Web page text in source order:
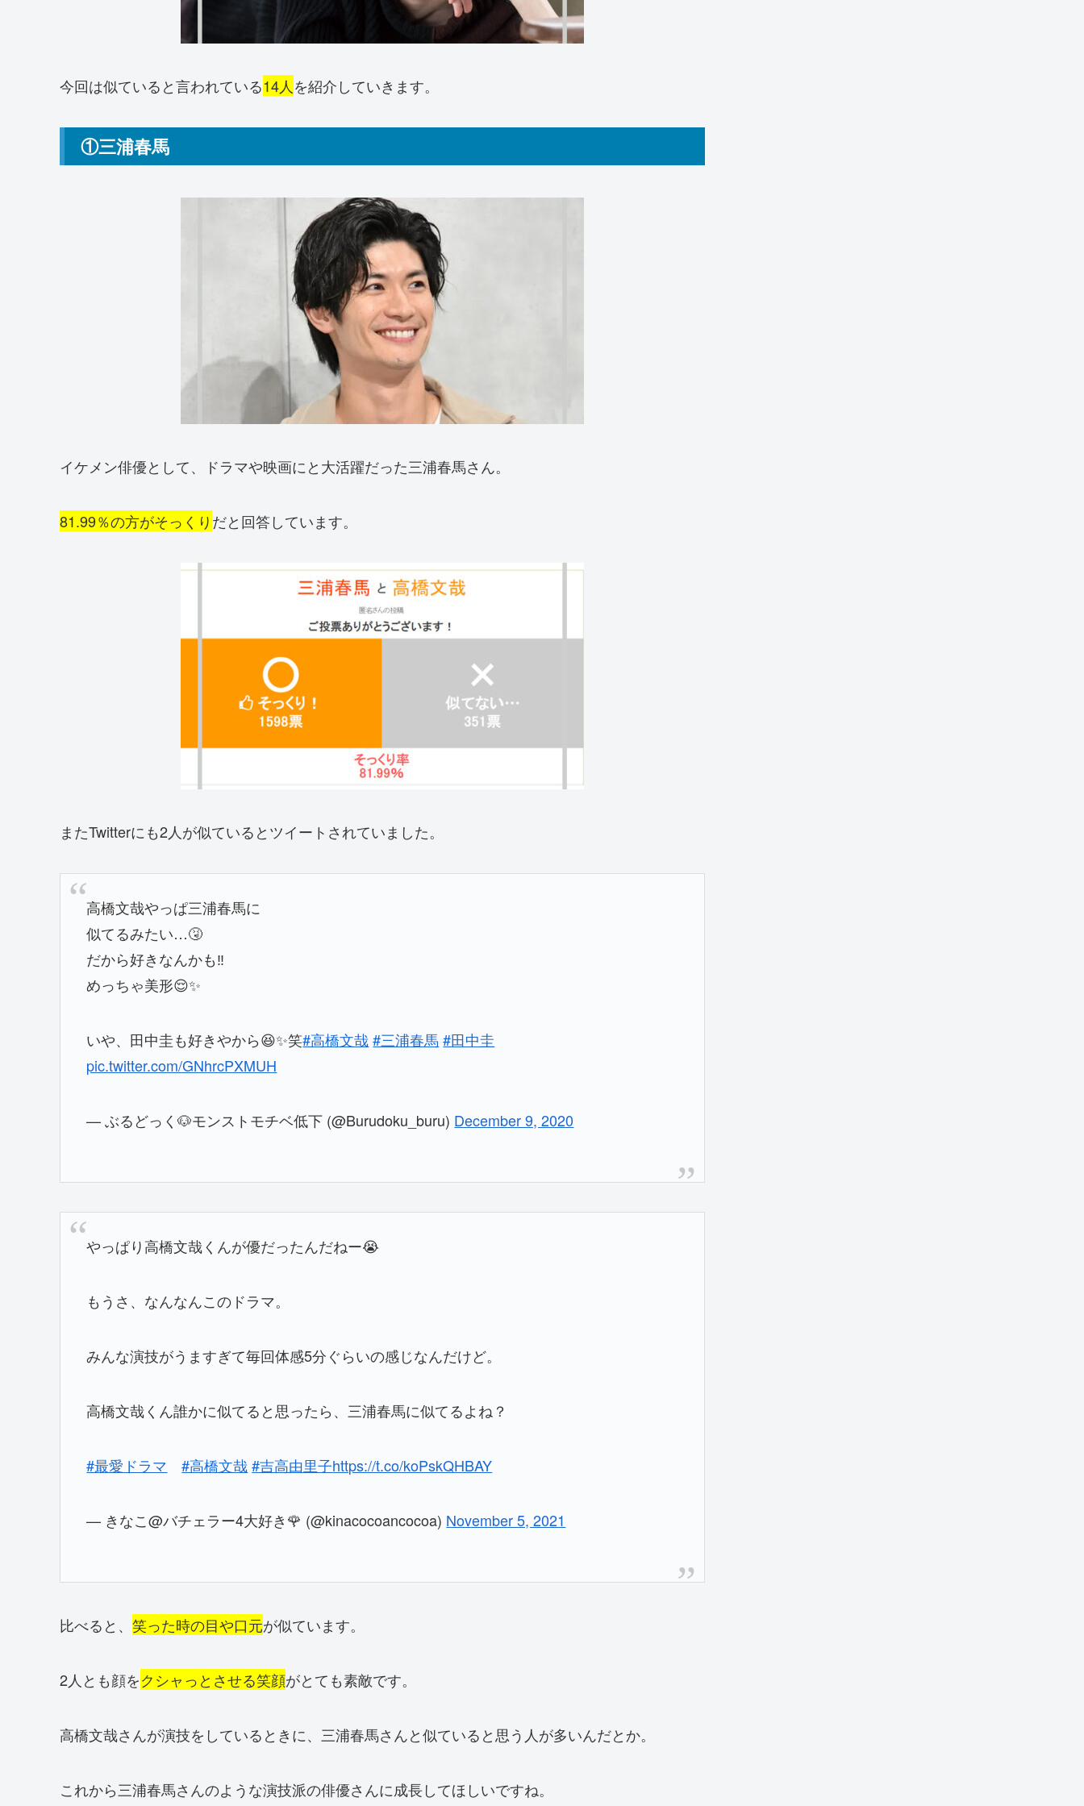
今回は似ていると言われている14人 を紹介していきます。
①三浦春馬
イケメン俳優として、ドラマや映画にと大活躍だった三浦春馬さん。
81.99％の方がそっくりだと回答しています。
またTwitterにも2人が似ているとツイートされていました。
高橋文哉やっぱ三浦春馬に
似てるみたい…🤧
だから好きなんかも‼︎
めっちゃ美形😌✨
いや、田中圭も好きやから😆✨笑#高橋文哉 #三浦春馬 #田中圭
pic.twitter.com/GNhrcPXMUH
— ぶるどっく🐶モンストモチベ低下 (@Burudoku_buru) December 9, 2020
やっぱり高橋文哉くんが優だったんだねー😭
もうさ、なんなんこのドラマ。
みんな演技がうますぎて毎回体感5分ぐらいの感じなんだけど。
高橋文哉くん誰かに似てると思ったら、三浦春馬に似てるよね？
#最愛ドラマ #高橋文哉 #吉高由里子https://t.co/koPskQHBAY
— きなこ@バチェラー4大好き🌹 (@kinacocoancocoa) November 5, 2021
比べると、 笑った時の目や口元が似ています。
2人とも顔をクシャっとさせる笑顔がとても素敵です。
高橋文哉さんが演技をしているときに、三浦春馬さんと似ていると思う人が多いんだとか。
これから三浦春馬さんのような演技派の俳優さんに成長してほしいですね。